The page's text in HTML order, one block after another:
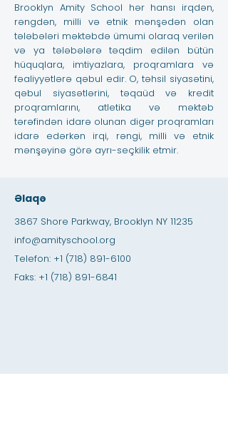
Brooklyn Amity School hər hansı irqdən,
rəngdən, milli və etnik mənşədən olan
tələbələri məktəbdə ümumi olaraq verilən
və ya tələbələrə təqdim edilən bütün
hüquqlara, imtiyazlara, proqramlara və
fəaliyyətlərə qəbul edir. O, təhsil siyasətini,
qəbul siyasətlərini, təqaüd və kredit
proqramlarını, atletika və məktəb
tərəfindən idarə olunan digər proqramları
idarə edərkən irqi, rəngi, milli və etnik
mənşəyinə görə ayrı-seçkilik etmir.
Əlaqə
3867 Shore Parkway, Brooklyn NY 11235
info@amityschool.org
Telefon: +1 (718) 891-6100
Faks: +1 (718) 891-6841